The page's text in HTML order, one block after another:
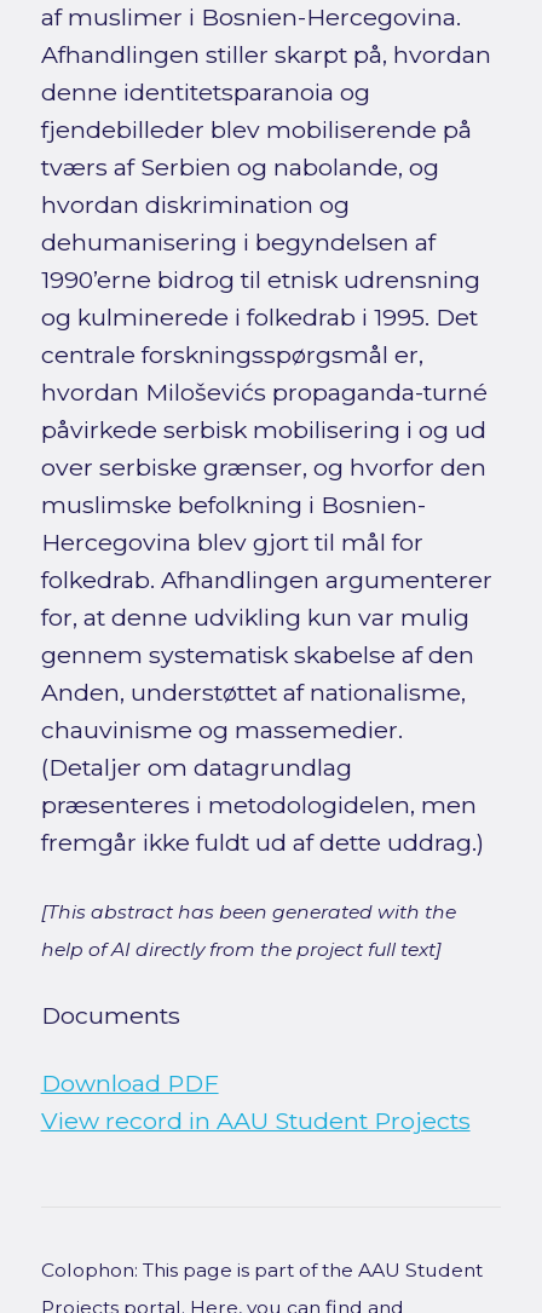
af muslimer i Bosnien-Hercegovina.
Afhandlingen stiller skarpt på, hvordan
denne identitetsparanoia og
fjendebilleder blev mobiliserende på
tværs af Serbien og nabolande, og
hvordan diskrimination og
dehumanisering i begyndelsen af
1990’erne bidrog til etnisk udrensning
og kulminerede i folkedrab i 1995. Det
centrale forskningsspørgsmål er,
hvordan Miloševićs propaganda-turné
påvirkede serbisk mobilisering i og ud
over serbiske grænser, og hvorfor den
muslimske befolkning i Bosnien-
Hercegovina blev gjort til mål for
folkedrab. Afhandlingen argumenterer
for, at denne udvikling kun var mulig
gennem systematisk skabelse af den
Anden, understøttet af nationalisme,
chauvinisme og massemedier.
(Detaljer om datagrundlag
præsenteres i metodologidelen, men
fremgår ikke fuldt ud af dette uddrag.)
[This abstract has been generated with the
help of AI directly from the project full text]
Documents
Download PDF
View record in AAU Student Projects
Colophon: This page is part of the AAU Student
Projects portal. Here, you can find and